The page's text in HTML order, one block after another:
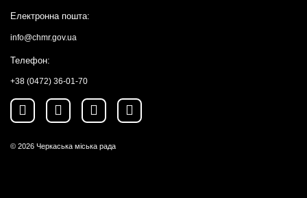
Електронна пошта:
info@chmr.gov.ua
Телефон:
+38 (0472) 36-01-70
© 2026 Черкаська міська рада